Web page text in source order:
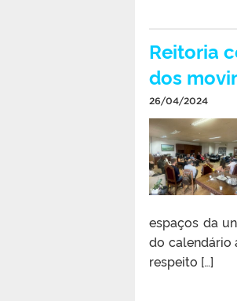
Reitoria
dos
26/04/2024
espaços da
do calendário
respeito […]